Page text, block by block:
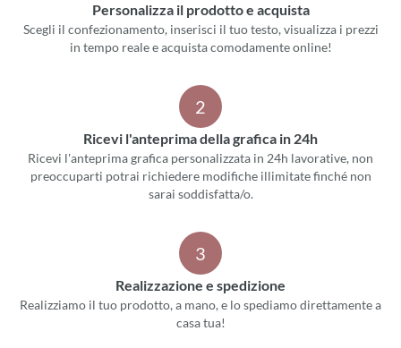
Personalizza il prodotto e acquista
Scegli il confezionamento, inserisci il tuo testo, visualizza i prezzi
in tempo reale e acquista comodamente online!
2
Ricevi l'anteprima della grafica in 24h
Ricevi l'anteprima grafica personalizzata in 24h lavorative, non
preoccuparti potrai richiedere modifiche illimitate finché non
sarai soddisfatta/o.
3
Realizzazione e spedizione
Realizziamo il tuo prodotto, a mano, e lo spediamo direttamente a
casa tua!